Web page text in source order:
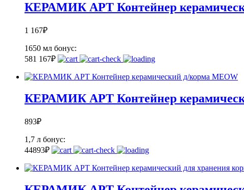
КЕРАМИК АРТ Контейнер
1 167₽
1650 мл бонус:
581 167₽
КЕРАМИК АРТ Контейнер
893₽
1,7 л бонус:
44893₽